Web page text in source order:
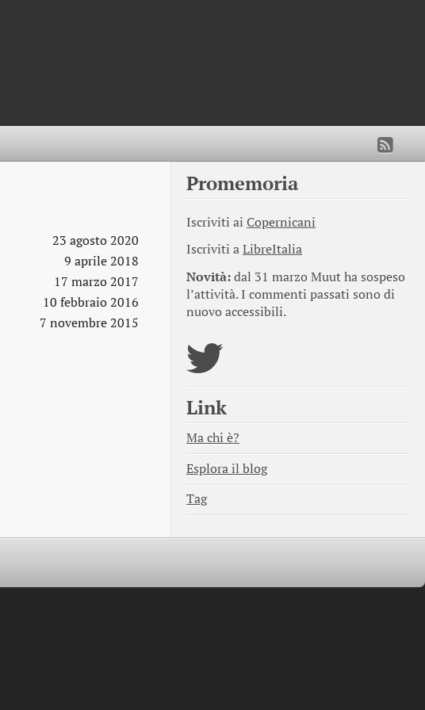
23 agosto 2020
9 aprile 2018
17 marzo 2017
10 febbraio 2016
7 novembre 2015
Promemoria
Iscriviti ai Copernicani
Iscriviti aLibreItalia
Novità:dal 31 marzo Muut ha sospeso
l’attività. I commenti passati sono di
nuovo accessibili.
Link
Ma chi è?
Esplora il blog
Tag